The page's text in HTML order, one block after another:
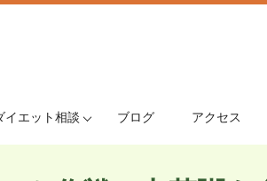
イエット相談 ブログ アクセス